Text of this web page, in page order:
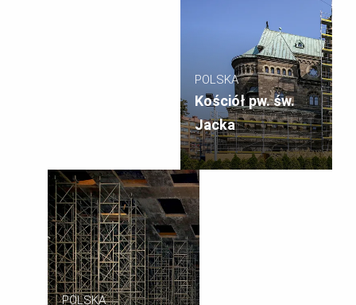
POLSKA
Kościół pw. św.
Jacka
POLSKA